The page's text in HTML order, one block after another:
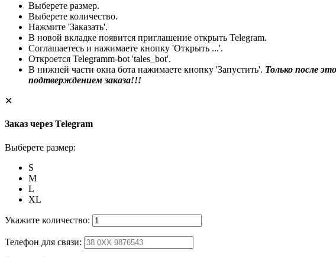
Выберете размер.
Выберете количество.
Нажмите 'Заказать'.
В новой вкладке появится приглашение открыть Telegram.
Соглашаетесь и нажимаете кнопку 'Открыть ...'.
Откроется Telegramm-bot 'tales_bot'.
В нижней части окна бота нажимаете кнопку 'Запустить'. Только после
подтверждением заказа!!!
✕
Заказ через Telegram
Выберете размер:
S
M
L
XL
Укажите количество:
Телефон для связи: